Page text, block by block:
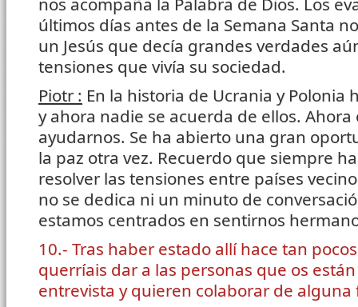
últimos días antes de la Semana Santa
un Jesús que decía grandes verdades
tensiones que vivía su sociedad.
Piotr : En la historia de Ucrania y
y ahora nadie se acuerda de ellos.
ayudarnos. Se ha abierto una gran
la paz otra vez. Recuerdo que siempre
resolver las tensiones entre países
no se dedica ni un minuto de
estamos centrados en sentirnos
10.- Tras haber estado allí hace tan
querríais dar a las personas que os
entrevista y quieren colaborar de alguna